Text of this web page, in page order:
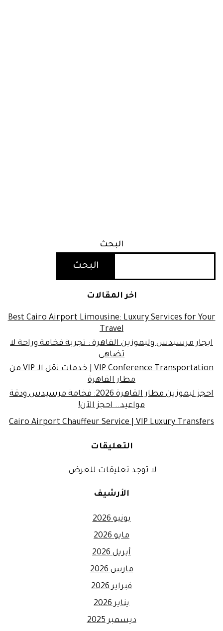
البحث
البحث
اخر المقالات
Best Cairo Airport Limousine: Luxury Services for Your
Travel
ايجار مرسيدس وليموزين القاهرة : تجربة فخامة وراحة لا
تضاهى
VIP Conference Transportation | خدمات نقل الـ VIP من
مطار القاهرة
احجز ليموزين مطار القاهرة 2026: فخامة مرسيدس ودقة
مواعيد.. احجز الآن!
Cairo Airport Chauffeur Service | VIP Luxury Transfers
التعليقات
لا توجد تعليقات للعرض.
الأرشيف
يونيو 2026
مايو 2026
أبريل 2026
مارس 2026
فبراير 2026
يناير 2026
ديسمبر 2025